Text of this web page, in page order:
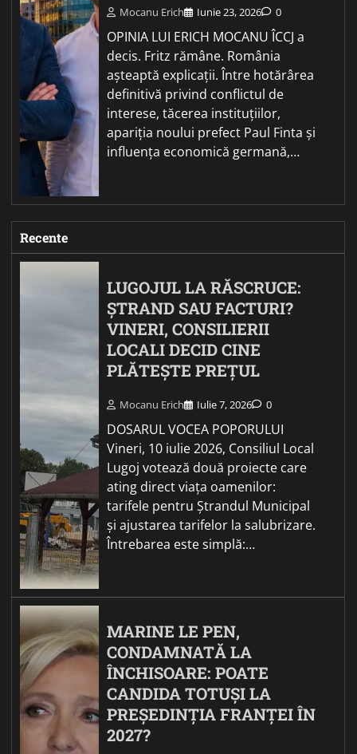
Mocanu Erich Iunie 23, 2026 0
OPINIA LUI ERICH MOCANU ÎCCJ a
decis. Fritz rămâne. România
așteaptă explicații. Între hotărârea
definitivă privind conflictul de
interese, tăcerea instituțiilor,
apariția noului prefect Paul Finta și
influența economică germană,…
Recente
LUGOJUL LA RĂSCRUCE:
ȘTRAND SAU FACTURI?
VINERI, CONSILIERII
LOCALI DECID CINE
PLĂTEȘTE PREȚUL
Mocanu Erich Iulie 7, 2026 0
DOSARUL VOCEA POPORULUI
Vineri, 10 iulie 2026, Consiliul Local
Lugoj votează două proiecte care
ating direct viața oamenilor:
tarifele pentru Ștrandul Municipal
și ajustarea tarifelor la salubrizare.
Întrebarea este simplă:…
MARINE LE PEN,
CONDAMNATĂ LA
ÎNCHISOARE: POATE
CANDIDA TOTUȘI LA
PREȘEDINȚIA FRANȚEI ÎN
2027?